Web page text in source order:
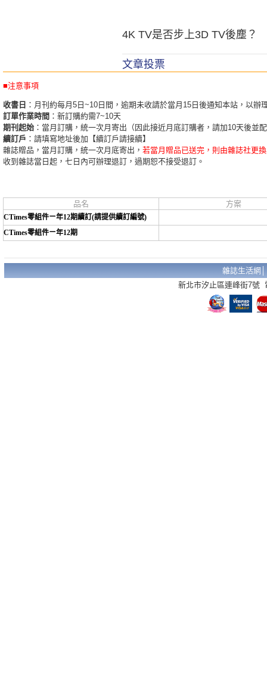
4K TV是否步上3D TV後塵？
文章投票
■注意事項
收書日 ：月刊約每月5日~10日間，逾期未收請於當月15日後通知本站，以辦
訂單作業時間 ：新訂購約需7~10天
期刊起始 ：當月訂購，統一次月寄出（因此接近月底訂購者，請加10天後並
續訂戶 ：請填寫地址後加【續訂戶請接續】
雜誌贈品，當月訂購，統一次月底寄出， 若當月贈品已送完，則由雜誌社更
收到雜誌當日起，七日內可辦理退訂，過期恕不接受退訂。
品名 方案
CTimes零組件ㄧ年12期續訂(請提供續訂編號)
CTimes零組件ㄧ年12期
雜誌生活網
新北市汐止區連峰街7號